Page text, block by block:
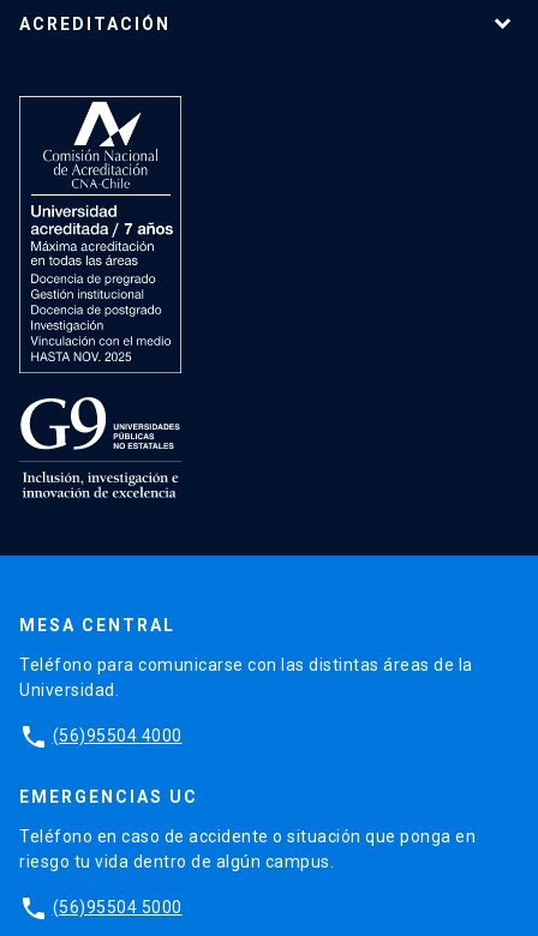
ACREDITACIÓN
MESA CENTRAL
Teléfono para comunicarse con las distintas áreas de la
Universidad.
phone (56)95504 4000
EMERGENCIAS UC
Teléfono en caso de accidente o situación que ponga en
riesgo tu vida dentro de algún campus.
phone (56)95504 5000